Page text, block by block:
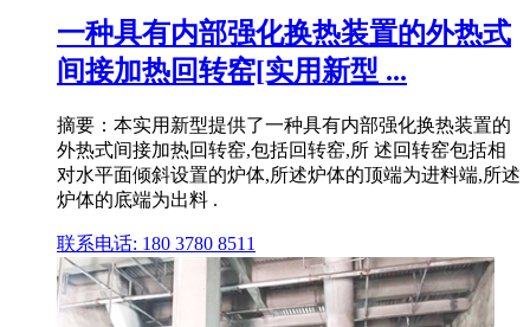
一种具有内部强化换热装置的外热式
间接加热回转窑[实用新型 ...
摘要：本实用新型提供了一种具有内部强化换热装置的
外热式间接加热回转窑,包括回转窑,所 述回转窑包括相
对水平面倾斜设置的炉体,所述炉体的顶端为进料端,所述
炉体的底端为出料 .
联系电话: 180 3780 8511